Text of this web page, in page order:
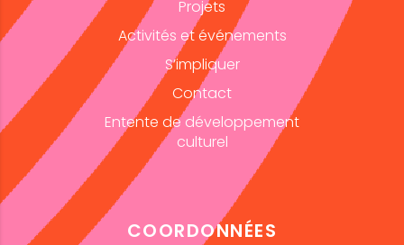
Projets
Activités et événements
S’impliquer
Contact
Entente de développement
culturel
COORDONNÉES